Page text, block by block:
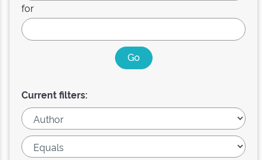
for
Current filters: